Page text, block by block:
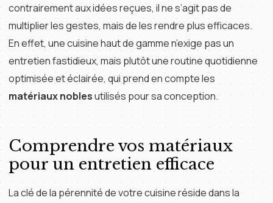
contrairement aux idées reçues, il ne s’agit pas de
multiplier les gestes, mais de les rendre plus efficaces.
En effet, une cuisine haut de gamme n’exige pas un
entretien fastidieux, mais plutôt une routine quotidienne
optimisée et éclairée, qui prend en compte les
matériaux noblesutilisés pour sa conception.
Comprendre vos matériaux
pour un entretien efficace
La clé de la pérennité de votre cuisine réside dans la